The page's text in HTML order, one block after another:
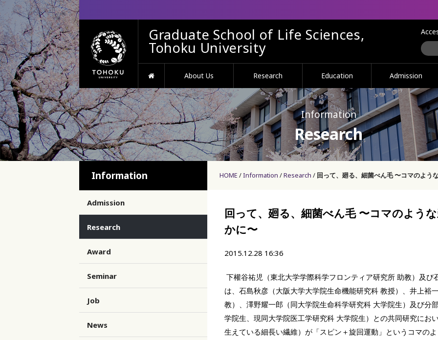
Graduate School of Life Sciences,
Tohoku University
HOMEAbout Us Research Education Admission
Information
Research
HOME Information Research 回って、廻る、細菌べん毛 〜コマのよう
回って、廻る、細菌べん毛 〜コマのよう
かに〜
2015.12.28 16:36
下權谷祐児（東北大学学際科学フロンティア研究所 助教）及び
は、石島秋彦（大阪大学大学院生命機能研究科 教授）、井上裕
教）、澤野耀一郎（同大学院生命科学研究科 大学院生）及び分
学院生、現同大学院医工学研究科 大学院生）との共同研究にお
生えている細長い繊維）が「スピン＋旋回運動」というコマの
Information
Admission
Research
Award
Seminar
Job
News